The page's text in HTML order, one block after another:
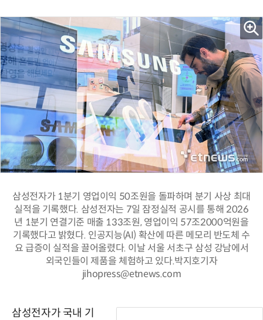
삼성전자가 1분기 영업이익 50조원을 돌파하며 분기 사상 최대
실적을 기록했다. 삼성전자는 7일 잠정실적 공시를 통해 2026
년 1분기 연결기준 매출 133조원, 영업이익 57조2000억원을
기록했다고 밝혔다. 인공지능(AI) 확산에 따른 메모리 반도체 수
요 급증이 실적을 끌어올렸다. 이날 서울 서초구 삼성 강남에서
외국인들이 제품을 체험하고 있다.박지호기자
jihopress@etnews.com
삼성전자가 국내 기